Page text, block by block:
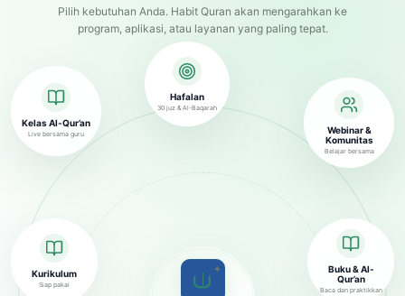
Pilih kebutuhan Anda. Habit Quran akan mengarahkan ke
program, aplikasi, atau layanan yang paling tepat.
✦
Kelas Al-Qur’an
Live bersama guru
Hafalan
30 juz & Al-Baqarah
Buku & Al-
Qur’an
Baca dan praktikkan
Kurikulum
Siap pakai
Webinar &
Komunitas
Belajar bersama